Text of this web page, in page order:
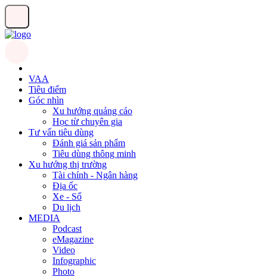
VAA
Tiêu điểm
Góc nhìn
Xu hướng quảng cáo
Học từ chuyên gia
Tư vấn tiêu dùng
Đánh giá sản phẩm
Tiêu dùng thông minh
Xu hướng thị trường
Tài chính - Ngân hàng
Địa ốc
Xe - Số
Du lịch
MEDIA
Podcast
eMagazine
Video
Infographic
Photo